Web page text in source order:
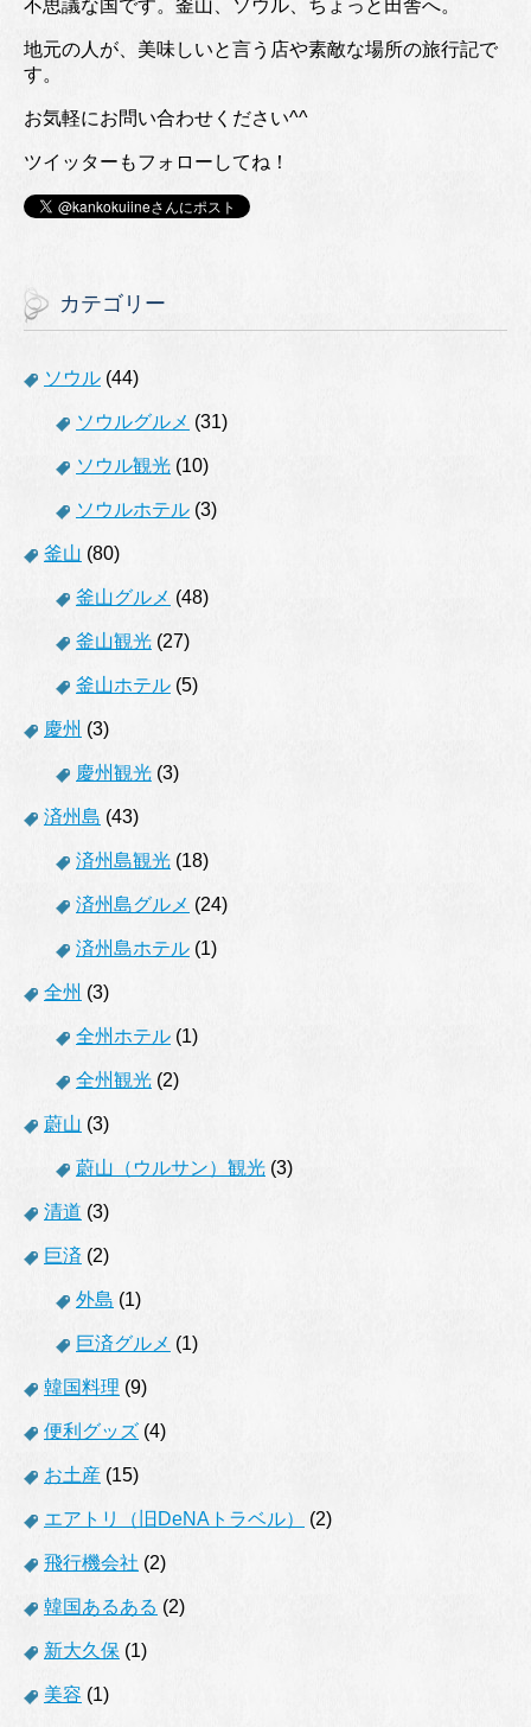
不思議な国です。釜山、ソウル、ちょっと田舎へ。
地元の人が、美味しいと言う店や素敵な場所の旅行記で
す。
お気軽にお問い合わせください^^
ツイッターもフォローしてね！
カテゴリー
ソウル (44)
ソウルグルメ (31)
ソウル観光 (10)
ソウルホテル (3)
釜山 (80)
釜山グルメ (48)
釜山観光 (27)
釜山ホテル (5)
慶州 (3)
慶州観光 (3)
済州島 (43)
済州島観光 (18)
済州島グルメ (24)
済州島ホテル (1)
全州 (3)
全州ホテル (1)
全州観光 (2)
蔚山 (3)
蔚山（ウルサン）観光 (3)
清道 (3)
巨済 (2)
外島 (1)
巨済グルメ (1)
韓国料理 (9)
便利グッズ (4)
お土産 (15)
エアトリ（旧DeNAトラベル） (2)
飛行機会社 (2)
韓国あるある (2)
新大久保 (1)
美容 (1)